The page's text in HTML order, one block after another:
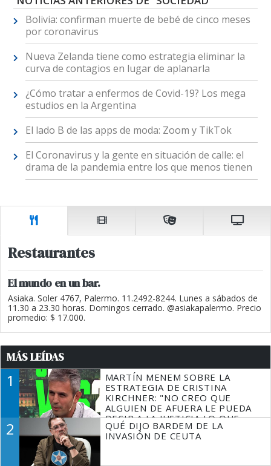
Bolivia: confirman muerte de bebé de cinco meses
por coronavirus
Nueva Zelanda tiene como estrategia eliminar la
curva de contagios en lugar de aplanarla
¿Cómo tratar a enfermos de Covid-19? Los mega
estudios en la Argentina
El lado B de las apps de moda: Zoom y TikTok
El Coronavirus y la gente en situación de calle: el
drama de la pandemia entre los que menos tienen
Restaurantes
El mundo en un bar.
Asiaka. Soler 4767, Palermo. 11.2492-8244. Lunes a sábados de
11.30 a 23.30 horas. Domingos cerrado. @asiakapalermo. Precio
promedio: $ 17.000.
MÁS LEÍDAS
1
MARTÍN MENEM SOBRE LA
ESTRATEGIA DE CRISTINA
KIRCHNER: "NO CREO QUE
ALGUIEN DE AFUERA LE PUEDA
DECIR A LA JUSTICIA LO QUE
TIENE QUE HACER"
2
QUÉ DIJO BARDEM DE LA
INVASIÓN DE CEUTA